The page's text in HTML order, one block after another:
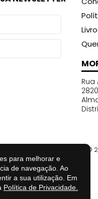
para melhorar e
de navegação. Ao
a sua utilização. Em
Política de Privacidade.
Rua
©